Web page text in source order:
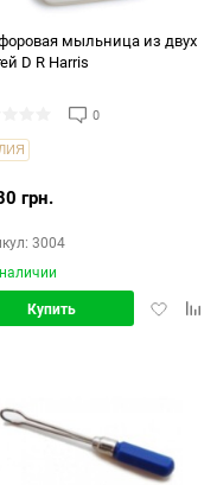
мыльница из двух
D R Harris
0
грн.
3004
Купить